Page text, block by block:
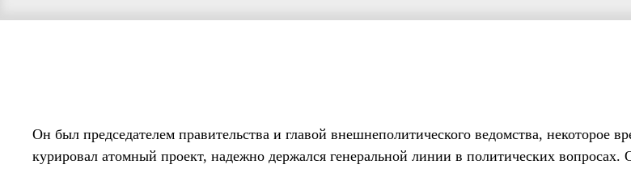
Он был председателем правительства и главой внешнеполитического ведомства, некоторое
курировал атомный проект, надежно держался генеральной линии в политических вопросах.